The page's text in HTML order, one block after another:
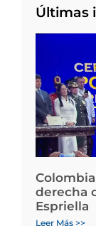
Últimas
derecha
Espriella
Leer Más >>